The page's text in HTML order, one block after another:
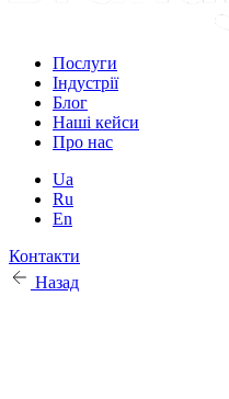
Послуги
Індустрії
Блог
Наші кейси
Про нас
Ua
Ru
En
Контакти
Назад